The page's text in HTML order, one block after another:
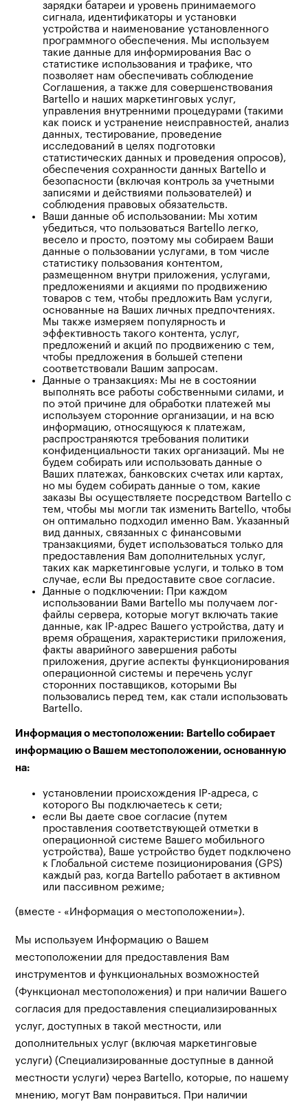
зарядки батареи и уровень принимаемого
сигнала, идентификаторы и установки
устройства и наименование установленного
программного обеспечения. Мы используем
такие данные для информирования Вас о
статистике использования и трафике, что
позволяет нам обеспечивать соблюдение
Соглашения, а также для совершенствования
Bartello и наших маркетинговых услуг,
управления внутренними процедурами (такими
как поиск и устранение неисправностей, анализ
данных, тестирование, проведение
исследований в целях подготовки
статистических данных и проведения опросов),
обеспечения сохранности данных Bartello и
безопасности (включая контроль за учетными
записями и действиями пользователей) и
соблюдения правовых обязательств.
Ваши данные об использовании: Мы хотим
убедиться, что пользоваться Bartello легко,
весело и просто, поэтому мы собираем Ваши
данные о пользовании услугами, в том числе
статистику пользования контентом,
размещенном внутри приложения, услугами,
предложениями и акциями по продвижению
товаров с тем, чтобы предложить Вам услуги,
основанные на Ваших личных предпочтениях.
Мы также измеряем популярность и
эффективность такого контента, услуг,
предложений и акций по продвижению с тем,
чтобы предложения в большей степени
соответствовали Вашим запросам.
Данные о транзакциях: Мы не в состоянии
выполнять все работы собственными силами, и
по этой причине для обработки платежей мы
используем сторонние организации, и на всю
информацию, относящуюся к платежам,
распространяются требования политики
конфиденциальности таких организаций. Мы не
будем собирать или использовать данные о
Ваших платежах, банковских счетах или картах,
но мы будем собирать данные о том, какие
заказы Вы осуществляете посредством Bartello с
тем, чтобы мы могли так изменить Bartello, чтобы
он оптимально подходил именно Вам. Указанный
вид данных, связанных с финансовыми
транзакциями, будет использоваться только для
предоставления Вам дополнительных услуг,
таких как маркетинговые услуги, и только в том
случае, если Вы предоставите свое согласие.
Данные о подключении: При каждом
использовании Вами Bartello мы получаем лог-
файлы сервера, которые могут включать такие
данные, как IP-адрес Вашего устройства, дату и
время обращения, характеристики приложения,
факты аварийного завершения работы
приложения, другие аспекты функционирования
операционной системы и перечень услуг
сторонних поставщиков, которыми Вы
пользовались перед тем, как стали использовать
Bartello.
Информация о местоположении: Bartello собирает
информацию о Вашем местоположении, основанную
на:
установлении происхождения IP-адреса, с
которого Вы подключаетесь к сети;
если Вы даете свое согласие (путем
проставления соответствующей отметки в
операционной системе Вашего мобильного
устройства), Ваше устройство будет подключено
к Глобальной системе позиционирования (GPS)
каждый раз, когда Bartello работает в активном
или пассивном режиме;
(вместе - «Информация о местоположении»).
Мы используем Информацию о Вашем
местоположении для предоставления Вам
инструментов и функциональных возможностей
(Функционал местоположения) и при наличии Вашего
согласия для предоставления специализированных
услуг, доступных в такой местности, или
дополнительных услуг (включая маркетинговые
услуги) (Специализированные доступные в данной
местности услуги) через Bartello, которые, по нашему
мнению, могут Вам понравиться. При наличии